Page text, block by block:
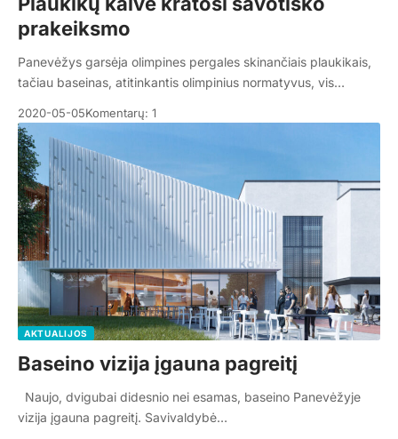
prakeiksmo
Panevėžys garsėja olimpines pergales skinančiais plaukikais,
tačiau baseinas, atitinkantis olimpinius normatyvus, vis…
2020-05-05Komentarų: 1
AKTUALIJOS
Baseino vizija įgauna pagreitį
Naujo, dvigubai didesnio nei esamas, baseino Panevėžyje
vizija įgauna pagreitį. Savivaldybė…